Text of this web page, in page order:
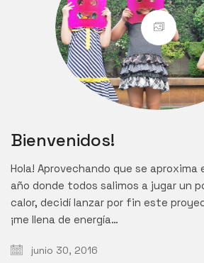
Bienvenidos!
Hola! Aprovechando que se aproxima
año donde todos salimos a jugar un
calor, decidí lanzar por fin este
¡me llena de energía…
junio 30, 2016